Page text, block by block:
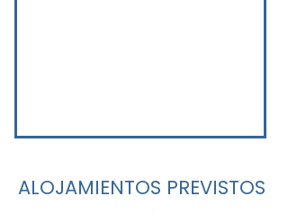
ALOJAMIENTOS PREVISTOS